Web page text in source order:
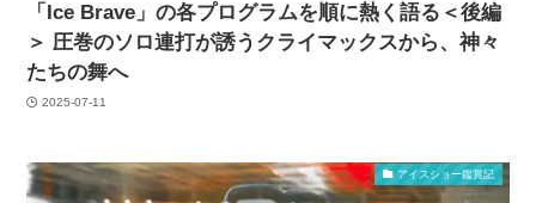
「Ice Brave」の各プログラムを順に熱く語る＜後編
＞ 圧巻のソロ連打が誘うクライマックスから、神々
たちの舞へ
2025-07-11
アイスショー鑑賞記